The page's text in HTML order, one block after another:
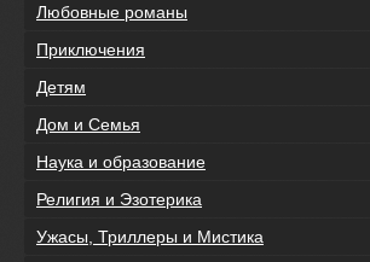
Любовные романы
Приключения
Детям
Дом и Семья
Наука и образование
Религия и Эзотерика
Ужасы, Триллеры и Мистика